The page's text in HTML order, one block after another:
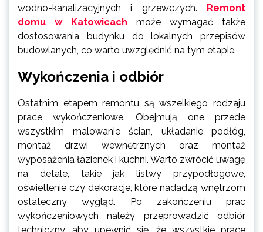
wodno-kanalizacyjnych i grzewczych.
Remont
domu w Katowicach może wymagać także
dostosowania budynku do lokalnych przepisów
budowlanych, co warto uwzględnić na tym etapie.
Wykończenia i odbiór
Ostatnim etapem remontu są wszelkiego rodzaju
prace wykończeniowe. Obejmują one przede
wszystkim malowanie ścian, układanie podłóg,
montaż drzwi wewnętrznych oraz montaż
wyposażenia łazienek i kuchni. Warto zwrócić uwagę
na detale, takie jak listwy przypodłogowe,
oświetlenie czy dekoracje, które nadadzą wnętrzom
ostateczny wygląd. Po zakończeniu prac
wykończeniowych należy przeprowadzić odbiór